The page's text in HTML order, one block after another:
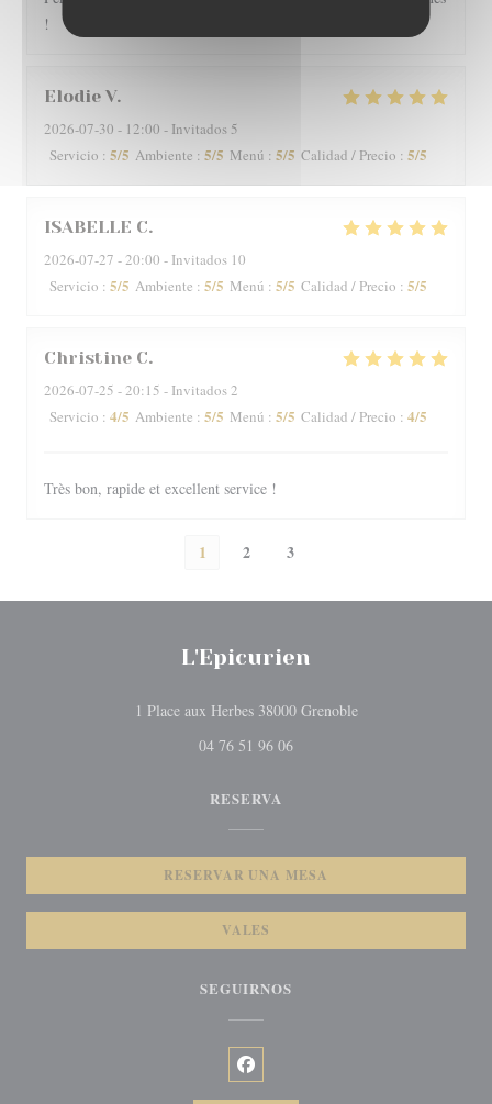
!
Elodie V
2026-07-30 - 12:00 - Invitados 5
Servicio : 5/5 Ambiente : 5/5 Menú : 5/5 Calidad / Precio : 5/5
ISABELLE C
2026-07-27 - 20:00 - Invitados 10
Servicio : 5/5 Ambiente : 5/5 Menú : 5/5 Calidad / Precio : 5/5
Christine C
2026-07-25 - 20:15 - Invitados 2
Servicio : 4/5 Ambiente : 5/5 Menú : 5/5 Calidad / Precio : 4/5
Très bon, rapide et excellent service !
1 2 3
L'Epicurien
1 Place aux Herbes 38000 Grenoble((abre en una nueva
04 76 51 96 06
RESERVA
RESERVAR UNA MESA
VALES
SEGUIRNOS
Facebook ((abre en una nueva